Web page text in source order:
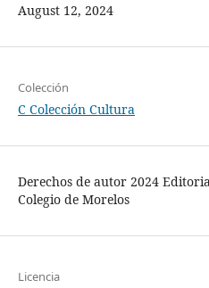
August 12, 2024
Colección
C Colección Cultura
Derechos de autor 2024
Colegio de Morelos
Licencia